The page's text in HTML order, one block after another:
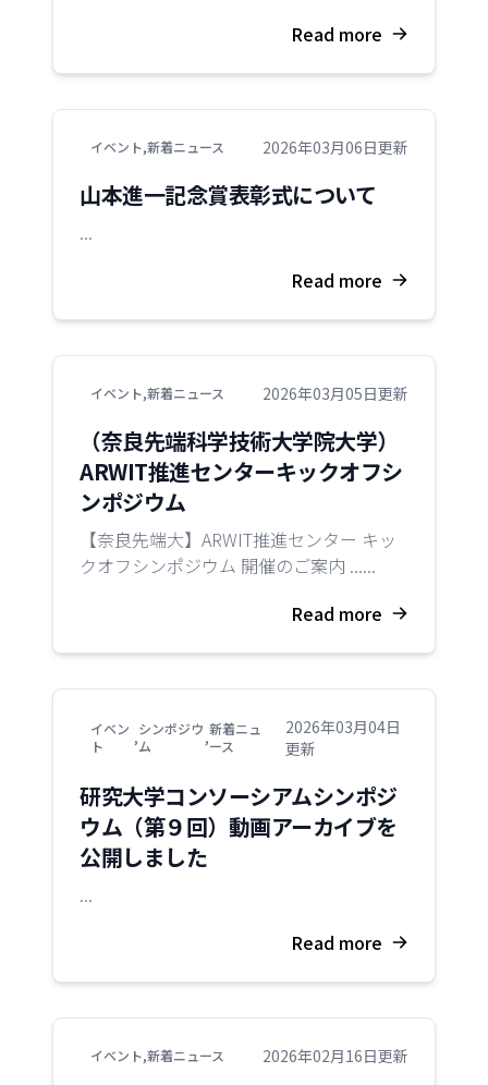
Read more
イベント,新着ニュース 2026年03月06日更新
山本進一記念賞表彰式について
...
Read more
イベント,新着ニュース 2026年03月05日更新
（奈良先端科学技術大学院大学）
ARWIT推進センターキックオフシ
ンポジウム
【奈良先端大】ARWIT推進センター キッ
クオフシンポジウム 開催のご案内 ......
Read more
イベン
ト
,シンポジウ
ム
,新着ニュ
ース
2026年03月04日
更新
研究大学コンソーシアムシンポジ
ウム（第９回）動画アーカイブを
公開しました
...
Read more
イベント,新着ニュース 2026年02月16日更新